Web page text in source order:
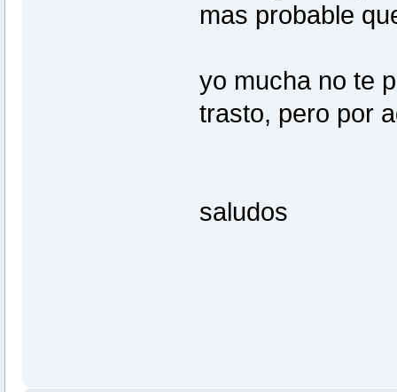
mas probable
yo mucha no te
trasto, pero por
saludos